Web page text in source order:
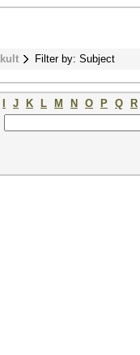
Filter by: Subject
J K L M N O P Q
R